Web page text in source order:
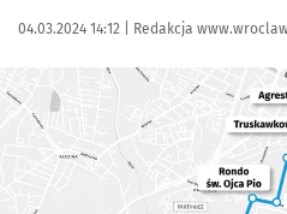
Data publikacji:
04.03.2024 14:12 | Autor:
Redakcja
Kliknij, aby powiększyć